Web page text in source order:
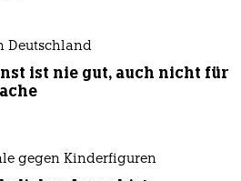
Deutschland
ist nie gut, auch nicht für
gegen Kinderfiguren